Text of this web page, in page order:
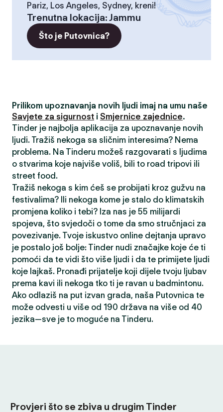
Pariz, Los Angeles, Sydney, kreni!
Trenutna lokacija:Jammu
Što je Putovnica?
Prilikom upoznavanja novih ljudi imaj na umu naše
Savjete za sigurnost i Smjernice zajednice.
Tinder je najbolja aplikacija za upoznavanje novih
ljudi. Tražiš nekoga sa sličnim interesima? Nema
problema. Na Tinderu možeš razgovarati s ljudima
o stvarima koje najviše voliš, bili to road tripovi ili
street food.
Tražiš nekoga s kim ćeš se probijati kroz gužvu na
festivalima? Ili nekoga kome je stalo do klimatskih
promjena koliko i tebi? Iza nas je 55 milijardi
spojeva, što svjedoči o tome da smo stručnjaci za
povezivanje. Tvoje iskustvo online dejtanja upravo
je postalo još bolje: Tinder nudi značajke koje će ti
pomoći da te vidi što više ljudi i da te primijete ljudi
koje lajkaš. Pronađi prijatelje koji dijele tvoju ljubav
prema kavi ili nekoga tko ti je ravan u badmintonu.
Ako odlaziš na put izvan grada, naša Putovnica te
može odvesti u više od 190 država na više od 40
jezika—sve je to moguće na Tinderu.
Provjeri što se zbiva u drugim Tinder